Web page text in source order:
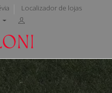
Localizador de lojas